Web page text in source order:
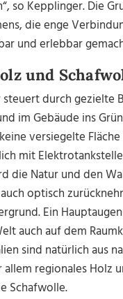
so Kepplinger. Die
die enge
und erlebbar
und
durch gezielte
im Gebäude ins
versiegelte
mit
die Natur und den
optisch
Ein
auch auf dem
sind natürlich aus
regionales Holz
Schafwolle.